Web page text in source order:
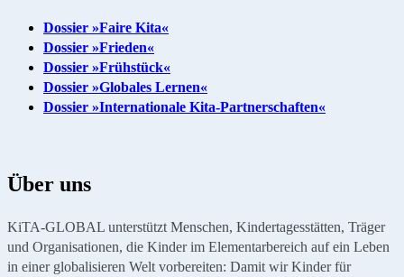
Dossier »Faire Kita«
Dossier »Frieden«
Dossier »Frühstück«
Dossier »Globales Lernen«
Dossier »Internationale Kita-Partnerschaften«
Über uns
KiTA-GLOBAL unterstützt Menschen, Kindertagesstätten, Träger
und Organisationen, die Kinder im Elementarbereich auf ein Leben
in einer globalisieren Welt vorbereiten: Damit wir Kinder für